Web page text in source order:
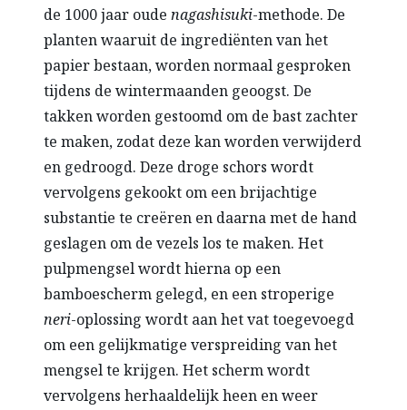
de 1000 jaar oude nagashisuki-methode. De
planten waaruit de ingrediënten van het
papier bestaan, worden normaal gesproken
tijdens de wintermaanden geoogst. De
takken worden gestoomd om de bast zachter
te maken, zodat deze kan worden verwijderd
en gedroogd. Deze droge schors wordt
vervolgens gekookt om een brijachtige
substantie te creëren en daarna met de hand
geslagen om de vezels los te maken. Het
pulpmengsel wordt hierna op een
bamboescherm gelegd, en een stroperige
neri-oplossing wordt aan het vat toegevoegd
om een gelijkmatige verspreiding van het
mengsel te krijgen. Het scherm wordt
vervolgens herhaaldelijk heen en weer